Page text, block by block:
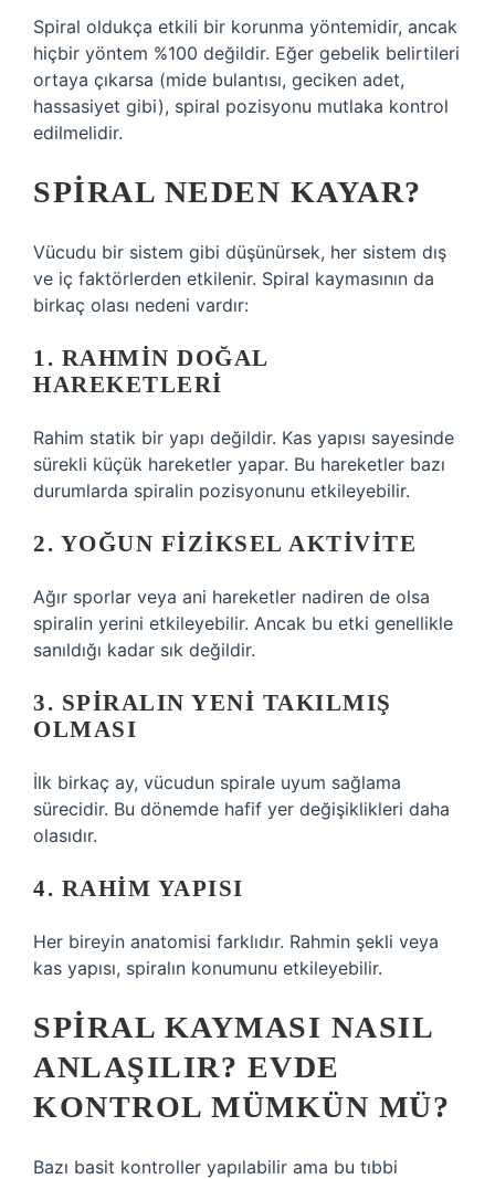
Spiral oldukça etkili bir korunma yöntemidir, ancak
hiçbir yöntem %100 değildir. Eğer gebelik belirtileri
ortaya çıkarsa (mide bulantısı, geciken adet,
hassasiyet gibi), spiral pozisyonu mutlaka kontrol
edilmelidir.
SPIRAL NEDEN KAYAR?
Vücudu bir sistem gibi düşünürsek, her sistem dış
ve iç faktörlerden etkilenir. Spiral kaymasının da
birkaç olası nedeni vardır:
1. RAHMIN DOĞAL
HAREKETLERI
Rahim statik bir yapı değildir. Kas yapısı sayesinde
sürekli küçük hareketler yapar. Bu hareketler bazı
durumlarda spiralin pozisyonunu etkileyebilir.
2. YOĞUN FIZIKSEL AKTIVITE
Ağır sporlar veya ani hareketler nadiren de olsa
spiralin yerini etkileyebilir. Ancak bu etki genellikle
sanıldığı kadar sık değildir.
3. SPIRALIN YENI TAKILMIŞ
OLMASI
İlk birkaç ay, vücudun spirale uyum sağlama
sürecidir. Bu dönemde hafif yer değişiklikleri daha
olasıdır.
4. RAHIM YAPISI
Her bireyin anatomisi farklıdır. Rahmin şekli veya
kas yapısı, spiralın konumunu etkileyebilir.
SPIRAL KAYMASI NASIL
ANLAŞILIR? EVDE
KONTROL MÜMKÜN MÜ?
Bazı basit kontroller yapılabilir ama bu tıbbi